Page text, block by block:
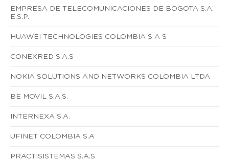
EMPRESA DE TELECOMUNICACIONES DE BOGOTA S.A.
E.S.P.
HUAWEI TECHNOLOGIES COLOMBIA S A S
CONEXRED S.A.S
NOKIA SOLUTIONS AND NETWORKS COLOMBIA LTDA
BE MOVIL S.A.S.
INTERNEXA S.A.
UFINET COLOMBIA S.A
PRACTISISTEMAS S.A.S